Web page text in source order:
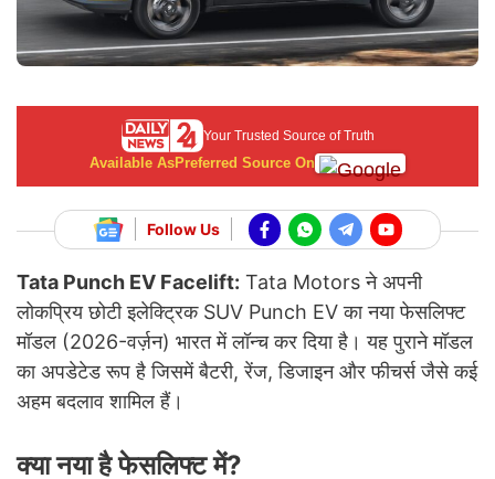
Your Trusted Source of Truth
Available AsPreferred Source On
Follow Us
Tata Punch EV Facelift: Tata Motors ने अपनी
लोकप्रिय छोटी इलेक्ट्रिक SUV Punch EV का नया फेसलिफ्ट
मॉडल (2026-वर्ज़न) भारत में लॉन्च कर दिया है। यह पुराने मॉडल
का अपडेटेड रूप है जिसमें बैटरी, रेंज, डिजाइन और फीचर्स जैसे कई
अहम बदलाव शामिल हैं।
क्या नया है फेसलिफ्ट में?